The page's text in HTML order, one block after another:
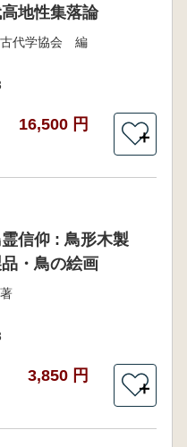
地性集落論
古代学協会 編
16,500 円
＋
信仰 : 鳥形木製
・鳥の絵画
3,850 円
＋